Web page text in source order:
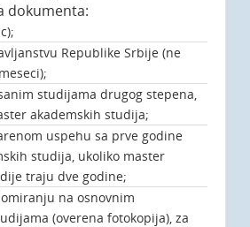
dokumenta:
Republike Srbije (ne
studijama drugog stepena,
akademskih studija;
uspehu sa prve godine
studija, ukoliko master
traju dve godine;
na osnovnim
(overena fotokopija), za